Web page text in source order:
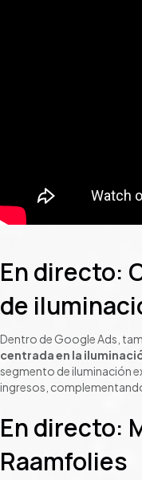
En directo:
de
Dentro de Google Ads,
centrada en la
segmento de iluminación
ingresos,
En directo:
Raamfolies